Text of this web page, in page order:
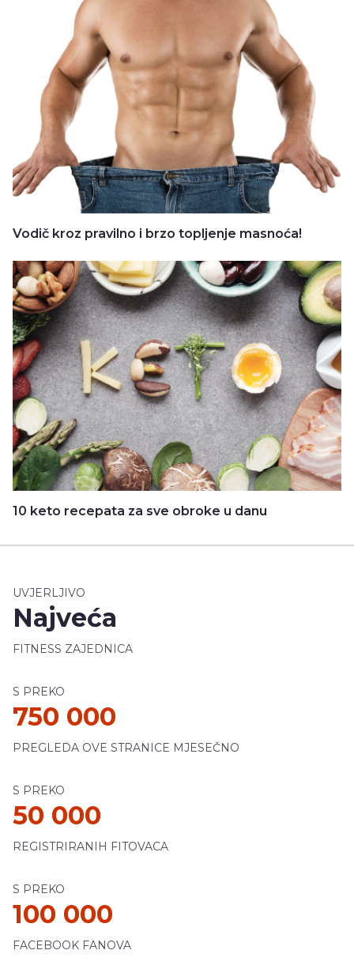
Vodič kroz pravilno i brzo topljenje masnoća!
10 keto recepata za sve obroke u danu
UVJERLJIVO
Najveća
FITNESS ZAJEDNICA
S PREKO
750 000
PREGLEDA OVE STRANICE MJESEČNO
S PREKO
50 000
REGISTRIRANIH FITOVACA
S PREKO
100 000
FACEBOOK FANOVA